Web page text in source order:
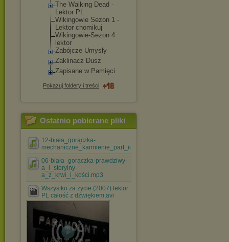
The Walking Dead -
Lektor PL
Wikingowie Sezon 1 -
Lektor chomikuj
Wikingowie-Sezon 4
lektor
Zabójcze Umysły
Zaklinacz Dusz
Zapisane w Pamięci
Pokazuj foldery i treści
Ostatnio pobierane pliki
12-biała_gorączka-
mechaniczne_karmienie_part_ii.mp3
06-biała_gorączka-prawdziwy-
a_i_sterylny-
a_z_krwi_i_kości.mp3
Wszystko za życie (2007) lektor
PL całość z dźwiękiem.avi